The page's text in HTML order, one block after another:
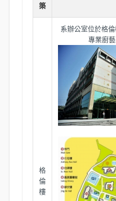
築
格
倫
樓
系辦公室位於格
專業廚